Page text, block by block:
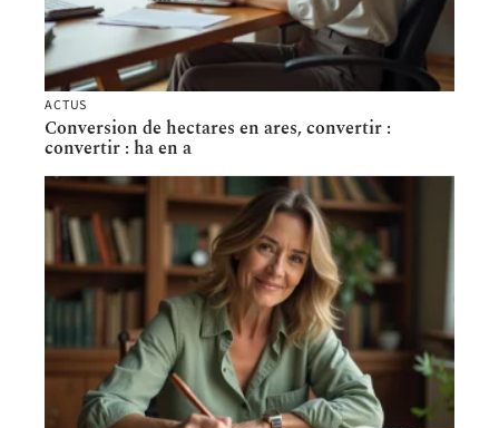
ACTUS
Conversion de hectares en ares, convertir :
convertir : ha en a